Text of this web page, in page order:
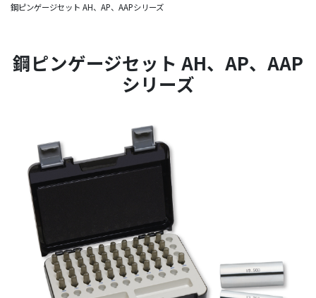
鋼ピンゲージセット AH、AP、AAPシリーズ
鋼ピンゲージセット AH、AP、AAP
シリーズ